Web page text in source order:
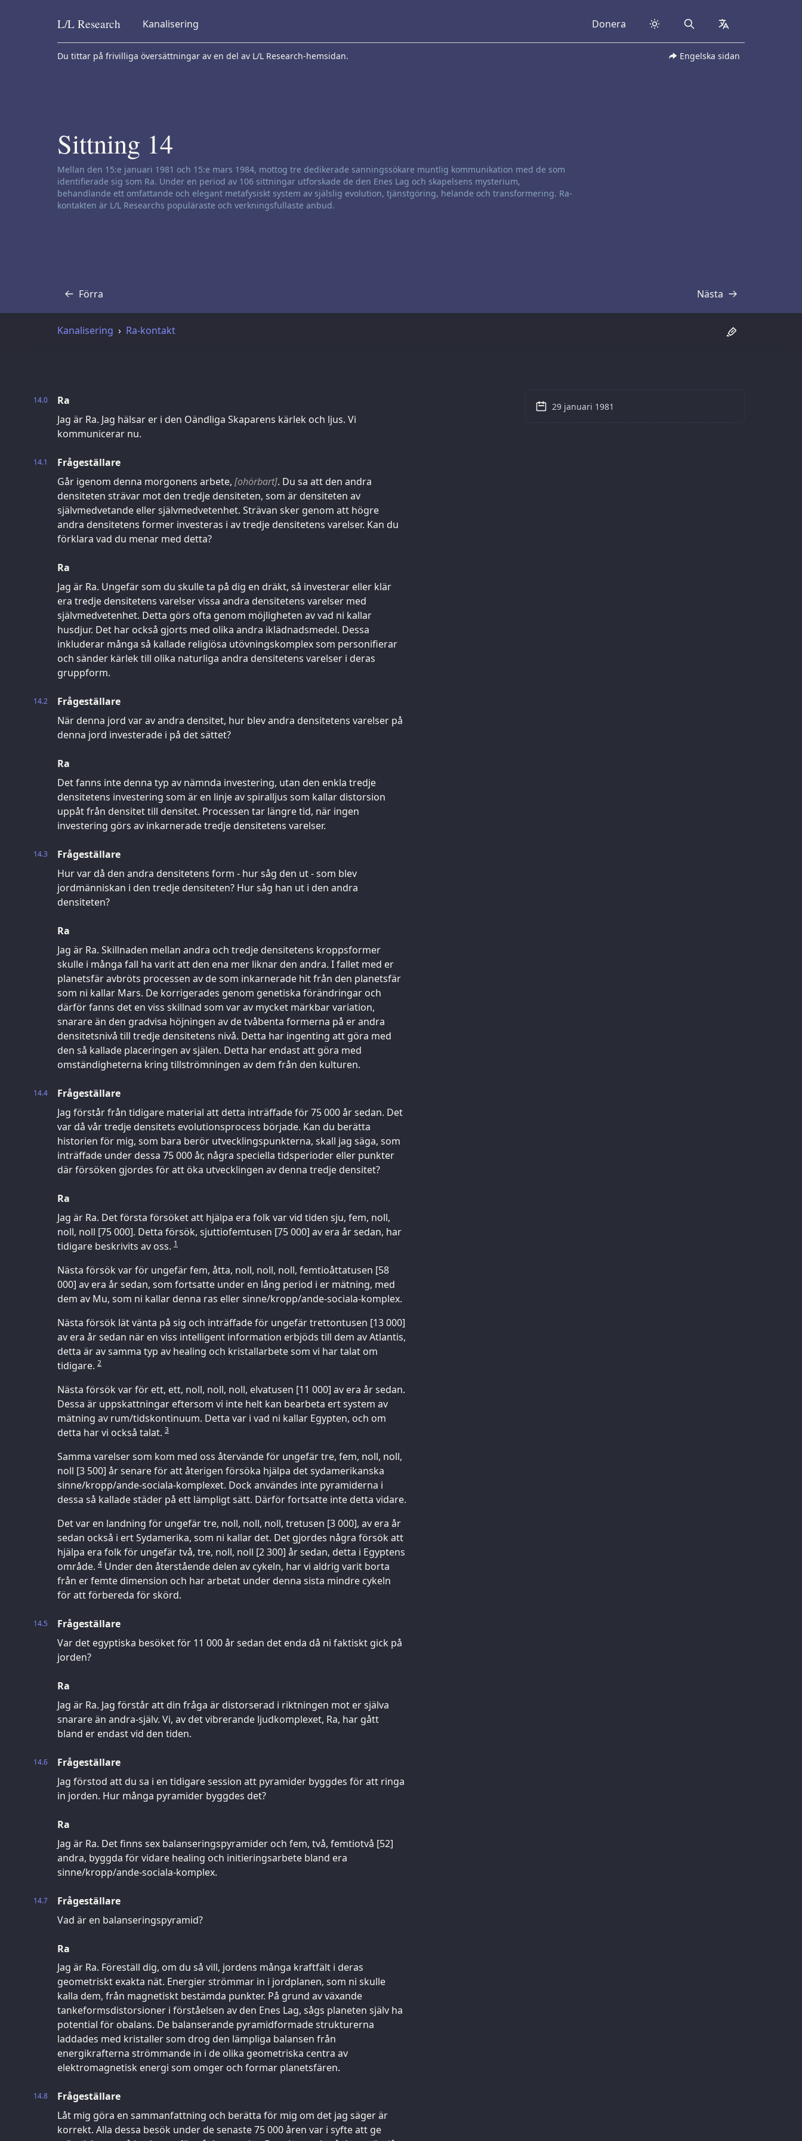
Skip to content
L/L Research Kanalisering Donera Search collapsed
Du tittar på frivilliga översättningar av en del av L/L Research-hemsidan. Engelska sidan
Sittning 14
Ansvarsfriskrivning för kanalisering:
Mellan den 15:e januari 1981 och 15:e mars 1984, mottog tre dedikerade sanningssökare muntlig kommunikation med de som
identifierade sig som Ra. Under en period av 106 sittningar utforskade de den Enes Lag och skapelsens mysterium,
behandlande ett omfattande och elegant metafysiskt system av själslig evolution, tjänstgöring, helande och transformering. Ra-
kontakten är L/L Researchs populäraste och verkningsfullaste anbud.
Förra
Skrift Nästa
Skrift
Kanalisering Ra-kontakt
14.0
Ra
Jag är Ra. Jag hälsar er i den Oändliga Skaparens kärlek och ljus. Vi
kommunicerar nu.
14.1
Frågeställare
Går igenom denna morgonens arbete, [ohörbart]. Du sa att den andra
densiteten strävar mot den tredje densiteten, som är densiteten av
självmedvetande eller självmedvetenhet. Strävan sker genom att högre
andra densitetens former investeras i av tredje densitetens varelser. Kan du
förklara vad du menar med detta?
Ra
Jag är Ra. Ungefär som du skulle ta på dig en dräkt, så investerar eller klär
era tredje densitetens varelser vissa andra densitetens varelser med
självmedvetenhet. Detta görs ofta genom möjligheten av vad ni kallar
husdjur. Det har också gjorts med olika andra iklädnadsmedel. Dessa
inkluderar många så kallade religiösa utövningskomplex som personifierar
och sänder kärlek till olika naturliga andra densitetens varelser i deras
gruppform.
14.2
Frågeställare
När denna jord var av andra densitet, hur blev andra densitetens varelser på
denna jord investerade i på det sättet?
Ra
Det fanns inte denna typ av nämnda investering, utan den enkla tredje
densitetens investering som är en linje av spiralljus som kallar distorsion
uppåt från densitet till densitet. Processen tar längre tid, när ingen
investering görs av inkarnerade tredje densitetens varelser.
14.3
Frågeställare
Hur var då den andra densitetens form - hur såg den ut - som blev
jordmänniskan i den tredje densiteten? Hur såg han ut i den andra
densiteten?
Ra
Jag är Ra. Skillnaden mellan andra och tredje densitetens kroppsformer
skulle i många fall ha varit att den ena mer liknar den andra. I fallet med er
planetsfär avbröts processen av de som inkarnerade hit från den planetsfär
som ni kallar Mars. De korrigerades genom genetiska förändringar och
därför fanns det en viss skillnad som var av mycket märkbar variation,
snarare än den gradvisa höjningen av de tvåbenta formerna på er andra
densitetsnivå till tredje densitetens nivå. Detta har ingenting att göra med
den så kallade placeringen av själen. Detta har endast att göra med
omständigheterna kring tillströmningen av dem från den kulturen.
14.4
Frågeställare
Jag förstår från tidigare material att detta inträffade för 75 000 år sedan. Det
var då vår tredje densitets evolutionsprocess började. Kan du berätta
historien för mig, som bara berör utvecklingspunkterna, skall jag säga, som
inträffade under dessa 75 000 år, några speciella tidsperioder eller punkter
där försöken gjordes för att öka utvecklingen av denna tredje densitet?
Ra
Jag är Ra. Det första försöket att hjälpa era folk var vid tiden sju, fem, noll,
noll, noll [75 000]. Detta försök, sjuttiofemtusen [75 000] av era år sedan, har
tidigare beskrivits av oss. 1
Nästa försök var för ungefär fem, åtta, noll, noll, noll, femtioåttatusen [58
000] av era år sedan, som fortsatte under en lång period i er mätning, med
dem av Mu, som ni kallar denna ras eller sinne/kropp/ande-sociala-komplex.
Nästa försök lät vänta på sig och inträffade för ungefär trettontusen [13 000]
av era år sedan när en viss intelligent information erbjöds till dem av Atlantis,
detta är av samma typ av healing och kristallarbete som vi har talat om
tidigare. 2
Nästa försök var för ett, ett, noll, noll, noll, elvatusen [11 000] av era år sedan.
Dessa är uppskattningar eftersom vi inte helt kan bearbeta ert system av
mätning av rum/tidskontinuum. Detta var i vad ni kallar Egypten, och om
detta har vi också talat. 3
Samma varelser som kom med oss återvände för ungefär tre, fem, noll, noll,
noll [3 500] år senare för att återigen försöka hjälpa det sydamerikanska
sinne/kropp/ande-sociala-komplexet. Dock användes inte pyramiderna i
dessa så kallade städer på ett lämpligt sätt. Därför fortsatte inte detta vidare.
Det var en landning för ungefär tre, noll, noll, noll, tretusen [3 000], av era år
sedan också i ert Sydamerika, som ni kallar det. Det gjordes några försök att
hjälpa era folk för ungefär två, tre, noll, noll [2 300] år sedan, detta i Egyptens
område. 4 Under den återstående delen av cykeln, har vi aldrig varit borta
från er femte dimension och har arbetat under denna sista mindre cykeln
för att förbereda för skörd.
14.5
Frågeställare
Var det egyptiska besöket för 11 000 år sedan det enda då ni faktiskt gick på
jorden?
Ra
Jag är Ra. Jag förstår att din fråga är distorserad i riktningen mot er själva
snarare än andra-själv. Vi, av det vibrerande ljudkomplexet, Ra, har gått
bland er endast vid den tiden.
14.6
Frågeställare
Jag förstod att du sa i en tidigare session att pyramider byggdes för att ringa
in jorden. Hur många pyramider byggdes det?
Ra
Jag är Ra. Det finns sex balanseringspyramider och fem, två, femtiotvå [52]
andra, byggda för vidare healing och initieringsarbete bland era
sinne/kropp/ande-sociala-komplex.
14.7
Frågeställare
Vad är en balanseringspyramid?
Ra
Jag är Ra. Föreställ dig, om du så vill, jordens många kraftfält i deras
geometriskt exakta nät. Energier strömmar in i jordplanen, som ni skulle
kalla dem, från magnetiskt bestämda punkter. På grund av växande
tankeformsdistorsioner i förståelsen av den Enes Lag, sågs planeten själv ha
potential för obalans. De balanserande pyramidformade strukturerna
laddades med kristaller som drog den lämpliga balansen från
energikrafterna strömmande in i de olika geometriska centra av
elektromagnetisk energi som omger och formar planetsfären.
14.8
Frågeställare
Låt mig göra en sammanfattning och berätta för mig om det jag säger är
korrekt. Alla dessa besök under de senaste 75 000 åren var i syfte att ge
29 januari 1981